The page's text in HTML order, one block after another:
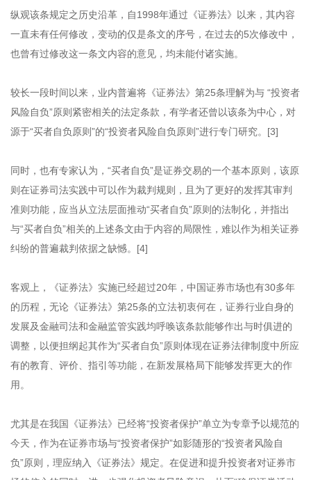
纵观该条规定之历史沿革，自1998年通过《证券法》以来，其内容
一直未有任何修改，变动的仅是条文的序号，在过去的5次修改中，
也曾有过修改这一条文内容的意见，均未能付诸实施。
较长一段时间以来，业内普遍将《证券法》第25条理解为与 “投资者
风险自负”原则紧密相关的法定条款，有学者还曾以该条为中心，对
源于“买者自负原则”的“投资者风险自负原则”进行专门研究。[3]
同时，也有专家认为，“买者自负”是证券交易的一个基本原则，该原
则在证券司法实践中可以作为裁判规则，且为了更好的发挥其审判
准则功能，应当从立法层面推动“买者自负”原则的法制化，并指出
与“买者自负”相关的上述条文由于内容的局限性，难以作为相关证券
纠纷的普遍裁判依据之缺憾。[4]
客观上，《证券法》实施已经超过20年，中国证券市场也有30多年
的历程，无论《证券法》第25条的立法初衷何在，证券行业自身的
发展及金融司法和金融监管实践均呼唤该条款能够作出与时俱进的
调整，以便担纲起其作为“买者自负”原则体现在证券法律制度中所应
有的教育、评价、指引等功能，在新发展格局下能够发挥更大的作
用。
尤其是在我国《证券法》已经将“投资者保护”单立为专章予以规范的
今天，作为在证券市场与“投资者保护”如影随形的“投资者风险自
负”原则，理应纳入《证券法》规定。在促进和提升投资者对证券市